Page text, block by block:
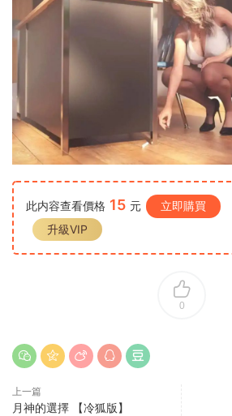
此内容查看價格 15 元 立即購買
升級VIP
0
上一篇
月神的選擇 【冷狐版】